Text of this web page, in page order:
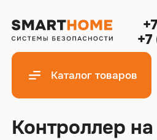
Каталог товаров
Контроллер